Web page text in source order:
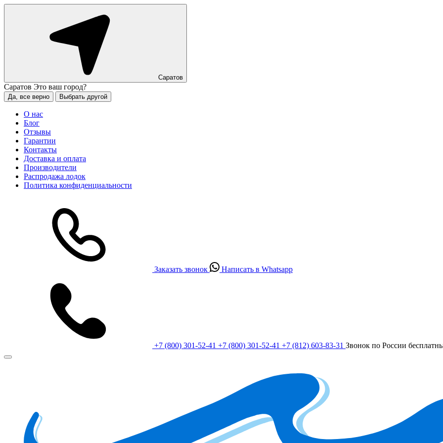
Саратов
Саратов Это ваш город?
Да, все верно Выбрать другой
О нас
Блог
Отзывы
Гарантии
Контакты
Доставка и оплата
Производители
Распродажа лодок
Политика конфиденциальности
Заказать звонок Написать в Whatsapp
+7 (800) 301-52-41 +7 (800) 301-52-41 +7 (812) 603-83-31 Звонок по России